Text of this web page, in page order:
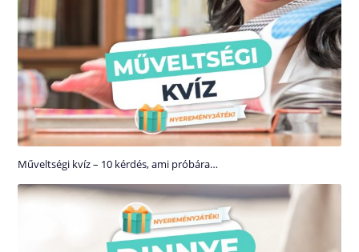
Műveltségi kvíz – 10 kérdés, ami próbára…